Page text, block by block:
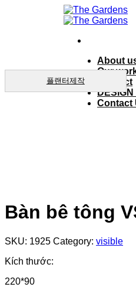
About
Our
product
DESIGN
Contact
플랜터제작
Bàn bê tông
SKU: 1925 Category: visible
Kích thước:
220*90